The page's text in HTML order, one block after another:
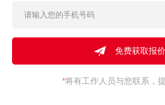
*将有工作人员与您联系，